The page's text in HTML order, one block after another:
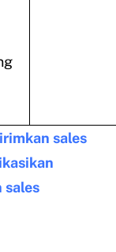
sales
sales